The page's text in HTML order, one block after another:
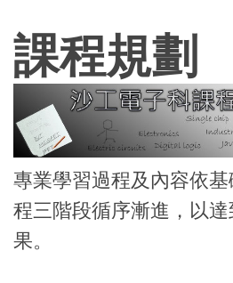
課程規劃
專業學習過程及內容依
程三階段循序漸進，以
果。